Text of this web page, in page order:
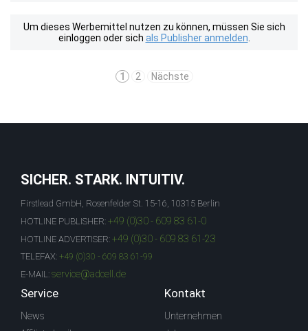
Um dieses Werbemittel nutzen zu können, müssen Sie sich
einloggen oder sich als Publisher anmelden
1 2 Nächste
SICHER. STARK. INTUITIV.
Firstlead GmbH, Rosenfelder St. 15-16, 10315 Berlin
HOTLINE PUBLISHER: +49 (0)30 - 609 83 61-0
HOTLINE ADVERTISER: +49 (0)30 - 609 83 61-23
TELEFAX: +49 (0)30 - 609 83 61-99
E-MAIL: service@adcell.de
Service
News
Kontakt
Unternehmen